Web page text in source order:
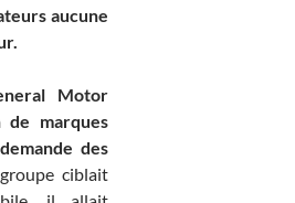
aucune
Motor
marques
des
ciblait